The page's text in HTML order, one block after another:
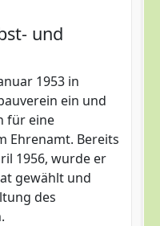
und
1953 in
ein und
für eine
Ehrenamt. Bereits
1956, wurde er
gewählt und
des